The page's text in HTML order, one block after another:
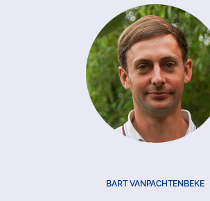
BART VANPACHTENBEKE